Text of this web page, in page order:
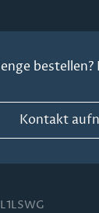
bestellen?
Kontakt